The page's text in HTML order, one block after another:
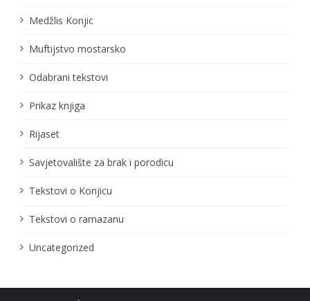
Medžlis Konjic
Muftijstvo mostarsko
Odabrani tekstovi
Prikaz knjiga
Rijaset
Savjetovalište za brak i porodicu
Tekstovi o Konjicu
Tekstovi o ramazanu
Uncategorized